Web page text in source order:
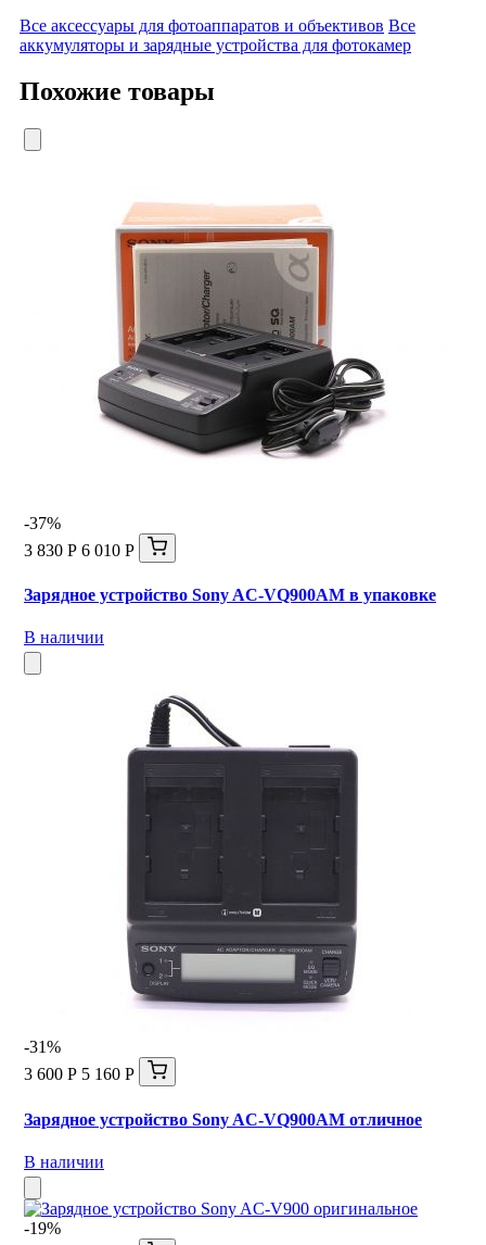
Все аксессуары для фотоаппаратов и объективов Все
аккумуляторы и зарядные устройства для фотокамер
Похожие товары
-37%
3 830 Р 6 010 Р
Зарядное устройство Sony AC-VQ900AM в упаковке
В наличии
-31%
3 600 Р 5 160 Р
Зарядное устройство Sony AC-VQ900AM отличное
В наличии
-19%